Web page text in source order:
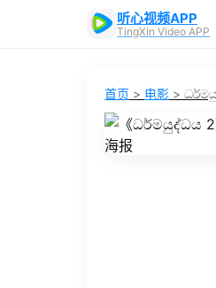
听心视频APP
TingXin Video APP
首页 > 电影 >